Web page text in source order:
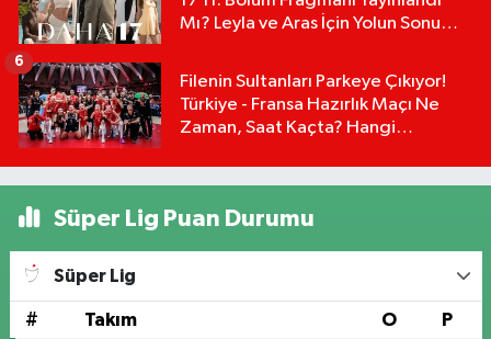
Mı? Leyla ve Aras İçin Yolun Sonu
Filenin Sultanları Parkeye Çıkıyor!
Türkiye - Fransa Hazırlık Maçı Ne
Zaman, Saat Kaçta? Hangi
6
Süper Lig Puan Durumu
Süper Lig
# Takım O P